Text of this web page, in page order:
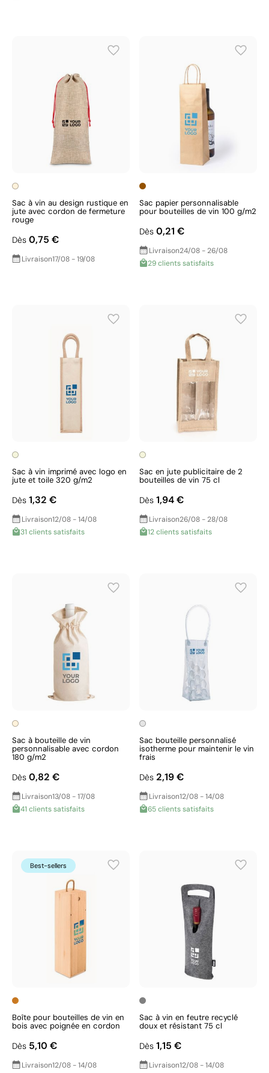
Sac à vin au design rustique en
jute avec cordon de fermeture
rouge
Dès 0,75 €
Livraison17/08 - 19/08
Sac papier personnalisable
pour bouteilles de vin 100 g/m2
Dès 0,21 €
Livraison24/08 - 26/08
29 clients satisfaits
Sac à vin imprimé avec logo en
jute et toile 320 g/m2
Dès 1,32 €
Livraison12/08 - 14/08
31 clients satisfaits
Sac en jute publicitaire de 2
bouteilles de vin 75 cl
Dès 1,94 €
Livraison26/08 - 28/08
12 clients satisfaits
Sac à bouteille de vin
personnalisable avec cordon
180 g/m2
Dès 0,82 €
Livraison13/08 - 17/08
41 clients satisfaits
Sac bouteille personnalisé
isotherme pour maintenir le vin
frais
Dès 2,19 €
Livraison12/08 - 14/08
65 clients satisfaits
Best-sellers
Boîte pour bouteilles de vin en
bois avec poignée en cordon
Dès 5,10 €
Livraison12/08 - 14/08
Sac à vin en feutre recyclé
doux et résistant 75 cl
Dès 1,15 €
Livraison12/08 - 14/08